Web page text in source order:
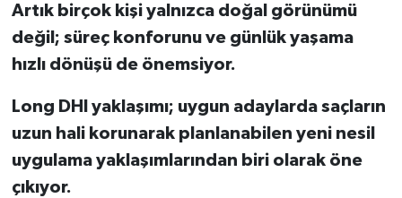
Artık birçok kişi yalnızca doğal görünümü
değil; süreç konforunu ve günlük yaşama
hızlı dönüşü de önemsiyor.
Long DHI yaklaşımı; uygun adaylarda saçların
uzun hali korunarak planlanabilen yeni nesil
uygulama yaklaşımlarından biri olarak öne
çıkıyor.